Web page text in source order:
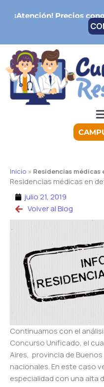
¡Atención!Precios
Inicio » Residencias
Residencias médicas en
julio 21, 2019
Volver al Blog
Continuamos con el
Concurso Unificado, el
Aires, provincia de
nacionales. En este caso
especialidad con una alta